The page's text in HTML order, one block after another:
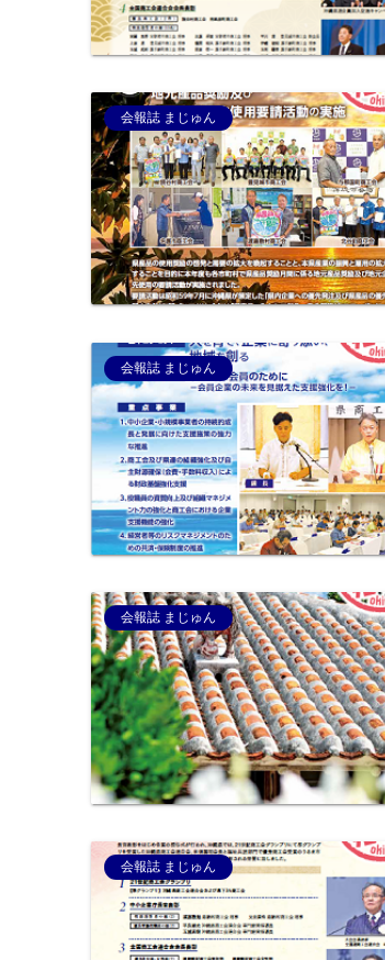
会報誌 まじゅん
会報誌 まじゅん
会報誌 まじゅん
会報誌 まじゅん